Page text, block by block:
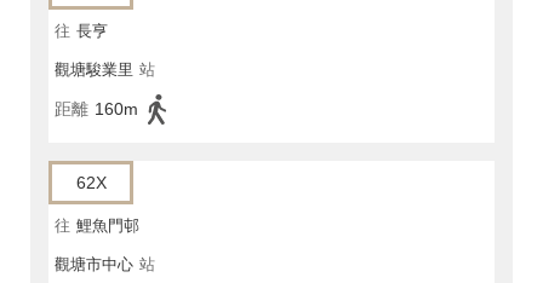
往 長亨
觀塘駿業里 站
距離 160m
62X
往 鯉魚門邨
觀塘市中心 站